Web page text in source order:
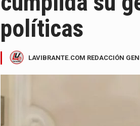
políticas
LAVIBRANTE.COM REDACCIÓN